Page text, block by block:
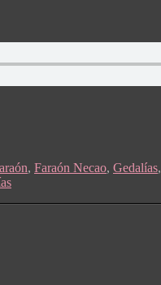
, Faraón Necao, Gedalías,